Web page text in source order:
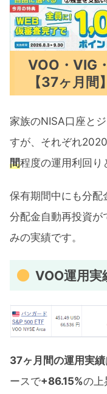
VOO・VIG
【37ヶ月間】
家族のNISA口座と
すが、それぞれ
間程度の運用利回り
保有期間中にも分配
分配金自動再投資が
みの実績です。
VOO運用実
37ヶ月間の運用実績
ースで+86.15%の上